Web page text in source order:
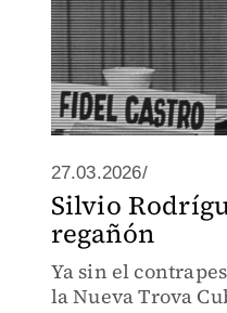
27.03.2026/
Silvio
regañón
Ya sin el
la Nueva Trova